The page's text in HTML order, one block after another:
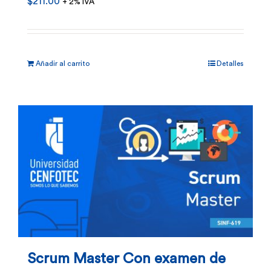
Añadir al carrito Detalles
Scrum Master Con examen de